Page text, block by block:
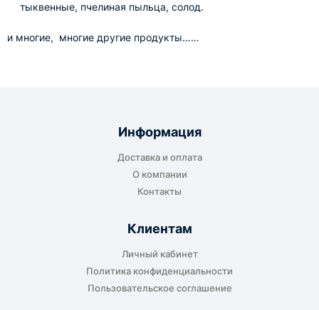
тыквенные, пчелиная пыльца, солод.
и многие, многие другие продукты……
Информация
Доставка и оплата
О компании
Контакты
Клиентам
Личный кабинет
Политика конфиденциальности
Пользовательское соглашение